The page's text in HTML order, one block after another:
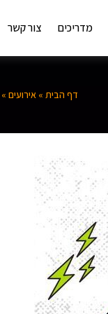
מדריכים צור קשר
דף הבית » אירועים »